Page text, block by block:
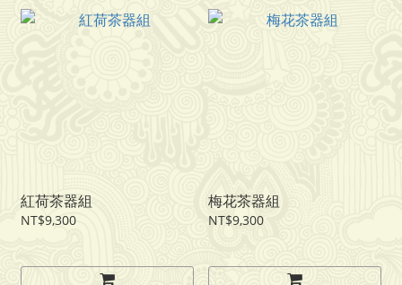
紅荷茶器組
NT$9,300
梅花茶器組
NT$9,300